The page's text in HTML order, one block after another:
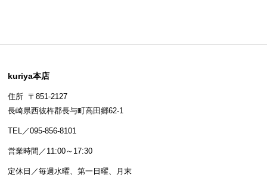
kuriya本店
住所 〒851-2127
長崎県西彼杵郡長与町高田郷62-1
TEL／095-856-8101
営業時間／11:00～17:30
定休日／毎週水曜、第一日曜、月末